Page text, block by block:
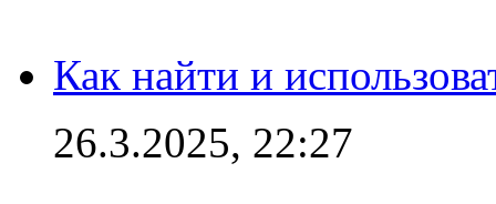
Как найти и
26.3.2025, 22:27